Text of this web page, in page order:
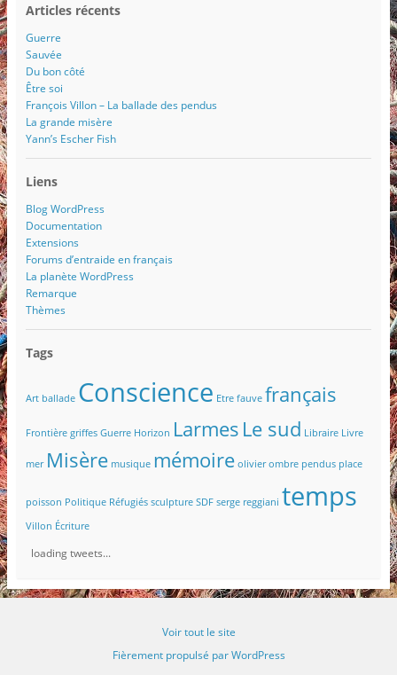
m
a
i
l
Articles récents
Guerre
Sauvée
Du bon côté
Être soi
François Villon – La ballade des pendus
La grande misère
Yann’s Escher Fish
Liens
Blog WordPress
Documentation
Extensions
Forums d’entraide en français
La planète WordPress
Remarque
Thèmes
Tags
Art ballade Conscience Etre fauve français
Frontière griffes Guerre Horizon Larmes Le sud Libraire Livre
mer Misère musique mémoire olivier ombre pendus place
poisson Politique Réfugiés sculpture SDF serge reggiani temps
Villon Écriture
loading tweets...
Voir tout le site
Fièrement propulsé par WordPress